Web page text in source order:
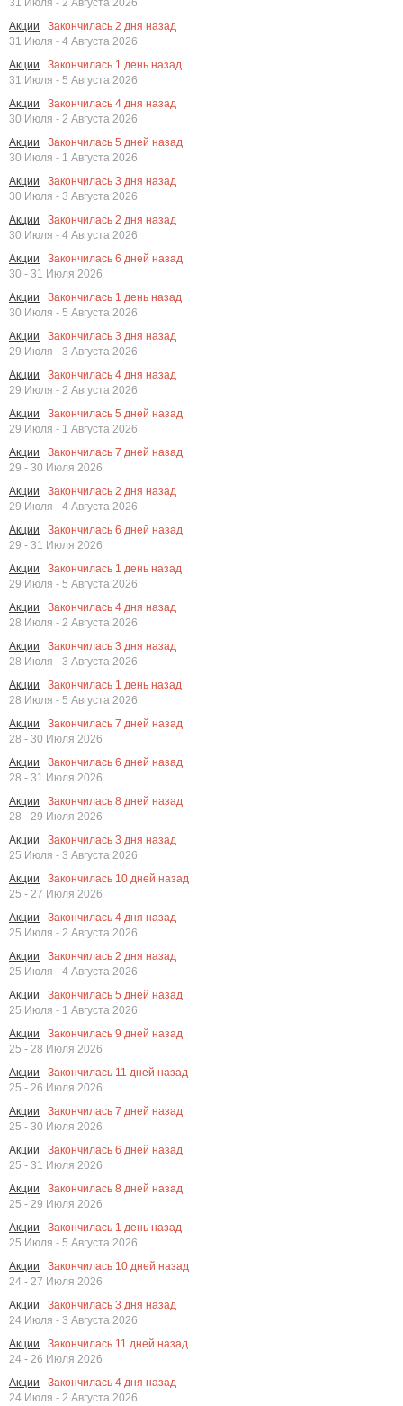
31 Июля - 2 Августа 2026
Акции
Закончилась 2 дня назад
31 Июля - 4 Августа 2026
Акции
Закончилась 1 день назад
31 Июля - 5 Августа 2026
Акции
Закончилась 4 дня назад
30 Июля - 2 Августа 2026
Акции
Закончилась 5 дней назад
30 Июля - 1 Августа 2026
Акции
Закончилась 3 дня назад
30 Июля - 3 Августа 2026
Акции
Закончилась 2 дня назад
30 Июля - 4 Августа 2026
Акции
Закончилась 6 дней назад
30 - 31 Июля 2026
Акции
Закончилась 1 день назад
30 Июля - 5 Августа 2026
Акции
Закончилась 3 дня назад
29 Июля - 3 Августа 2026
Акции
Закончилась 4 дня назад
29 Июля - 2 Августа 2026
Акции
Закончилась 5 дней назад
29 Июля - 1 Августа 2026
Акции
Закончилась 7 дней назад
29 - 30 Июля 2026
Акции
Закончилась 2 дня назад
29 Июля - 4 Августа 2026
Акции
Закончилась 6 дней назад
29 - 31 Июля 2026
Акции
Закончилась 1 день назад
29 Июля - 5 Августа 2026
Акции
Закончилась 4 дня назад
28 Июля - 2 Августа 2026
Акции
Закончилась 3 дня назад
28 Июля - 3 Августа 2026
Акции
Закончилась 1 день назад
28 Июля - 5 Августа 2026
Акции
Закончилась 7 дней назад
28 - 30 Июля 2026
Акции
Закончилась 6 дней назад
28 - 31 Июля 2026
Акции
Закончилась 8 дней назад
28 - 29 Июля 2026
Акции
Закончилась 3 дня назад
25 Июля - 3 Августа 2026
Акции
Закончилась 10 дней назад
25 - 27 Июля 2026
Акции
Закончилась 4 дня назад
25 Июля - 2 Августа 2026
Акции
Закончилась 2 дня назад
25 Июля - 4 Августа 2026
Акции
Закончилась 5 дней назад
25 Июля - 1 Августа 2026
Акции
Закончилась 9 дней назад
25 - 28 Июля 2026
Акции
Закончилась 11 дней назад
25 - 26 Июля 2026
Акции
Закончилась 7 дней назад
25 - 30 Июля 2026
Акции
Закончилась 6 дней назад
25 - 31 Июля 2026
Акции
Закончилась 8 дней назад
25 - 29 Июля 2026
Акции
Закончилась 1 день назад
25 Июля - 5 Августа 2026
Акции
Закончилась 10 дней назад
24 - 27 Июля 2026
Акции
Закончилась 3 дня назад
24 Июля - 3 Августа 2026
Акции
Закончилась 11 дней назад
24 - 26 Июля 2026
Акции
Закончилась 4 дня назад
24 Июля - 2 Августа 2026